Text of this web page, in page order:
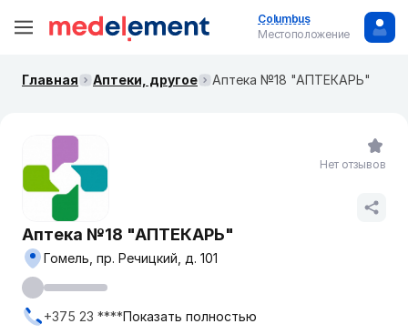
Columbus
Местоположение
Главная Аптеки, другое Аптека №18 "АПТЕКАРЬ"
Аптека №18 "АПТЕКАРЬ"
Гомель, пр. Речицкий, д. 101
+375 23 ****Показать полностью
Нет отзывов